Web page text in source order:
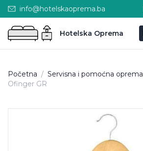
info@hotelskaoprema.ba
Hotelska Oprema
Početna / Servisna i pomoćna oprema
Ofinger GR